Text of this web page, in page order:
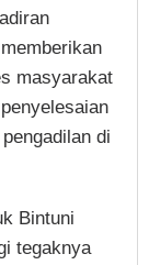
masyarakat
di
Bintuni
tegaknya